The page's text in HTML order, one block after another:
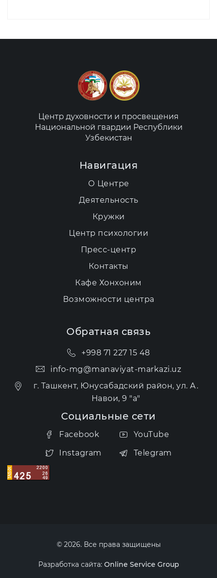
Центр духовности и просвещения
Национальной гвардии Республики
Узбекистан
Навигация
О Центре
Деятельность
Кружки
Центр психологии
Пресс-центр
Контакты
Кафе Хонхоним
Возможности центра
Обратная связь
+998 71 227 15 48
info-mg@manaviyat-markazi.uz
г. Ташкент, Юнусабадский район, ул. А.
Навои, 9 "а"
Социальные сети
Facebook
Instagram
YouTube
Telegram
© 2026. Все права защищены
Разработка сайта: Online Service Group